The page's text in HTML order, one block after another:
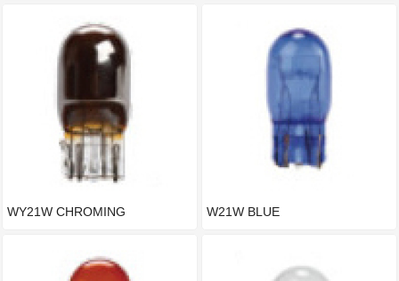
WY21W CHROMING W21W BLUE